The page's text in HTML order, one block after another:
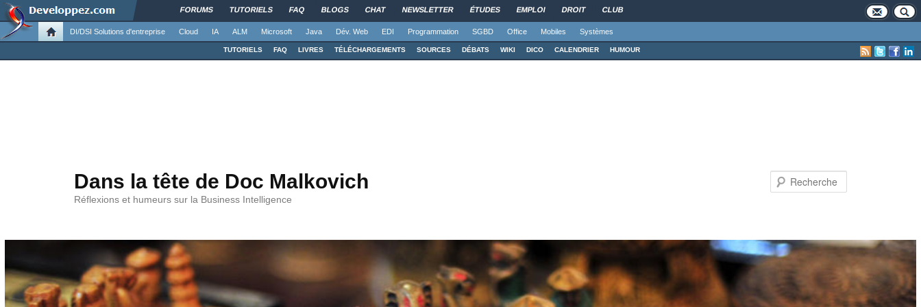
FORUMS TUTORIELS FAQ BLOGS CHAT NEWSLETTER ÉTUDES EMPLOI DROIT CLUB
DI/DSI Solutions d'entreprise Cloud IA ALM Microsoft Java Dév. Web EDI Programmation SGBD Office Mobiles Systèmes
TUTORIELS FAQ LIVRES TÉLÉCHARGEMENTS SOURCES DÉBATS WIKI DICO CALENDRIER HUMOUR
Dans la tête de Doc Malkovich
Réflexions et humeurs sur la Business Intelligence